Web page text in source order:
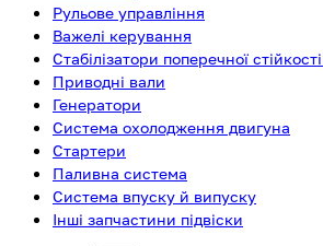
Рульове управління
Важелі керування
Стабілізатори поперечної
Приводні вали
Генератори
Система охолодження двигуна
Стартери
Паливна система
Система впуску й випуску
Інші запчастини підвіски